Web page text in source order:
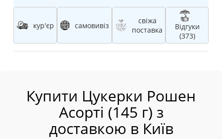
кур'єр самовивіз
свіжа
поставка
Відгуки
(373)
Купити Цукерки Рошен
Асорті (145 г) з
доставкою в Київ